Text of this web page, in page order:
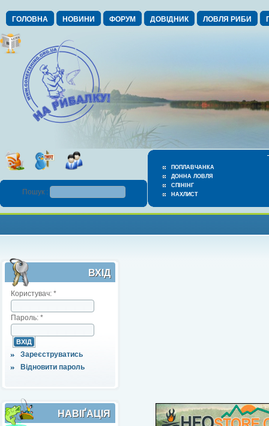
ГОЛОВНА НОВИНИ ФОРУМ ДОВІДНИК ЛОВЛЯ РИБИ
ПОПЛАВЧАНКА
ДОННА ЛОВЛЯ
СПІНІНГ
НАХЛИСТ
Пошук :
ВХІД
Користувач: *
Пароль: *
Зареєструватись
Відновити пароль
НАВІҐАЦІЯ